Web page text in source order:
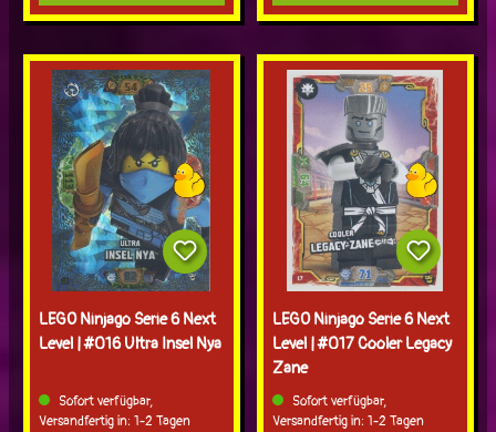
LEGO Ninjago Serie 6 Next
Level | #016 Ultra Insel Nya
Sofort verfügbar,
Versandfertig in: 1-2 Tagen
LEGO Ninjago Serie 6 Next
Level | #017 Cooler Legacy
Zane
Sofort verfügbar,
Versandfertig in: 1-2 Tagen